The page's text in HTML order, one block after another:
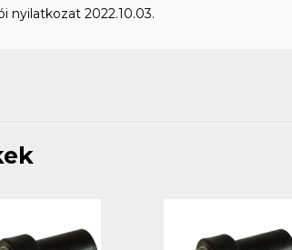
nyilatkozat 2022.10.03.